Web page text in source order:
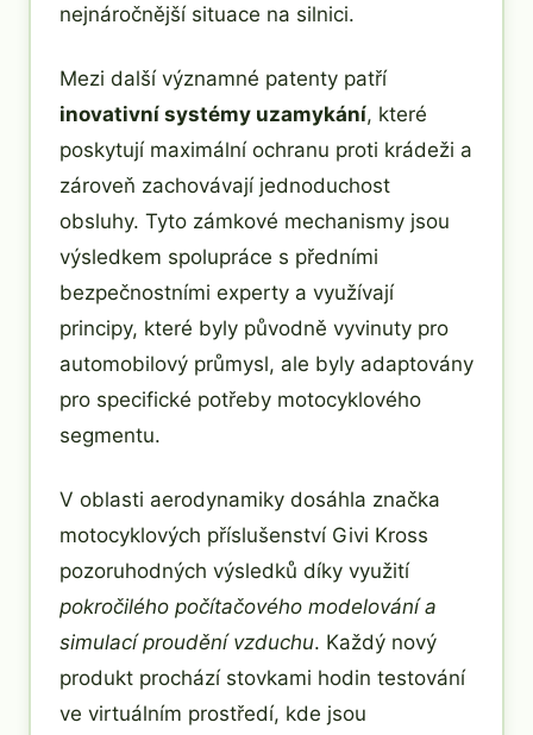
nejnáročnější situace na silnici.
Mezi další významné patenty patří
inovativní systémy uzamykání, které
poskytují maximální ochranu proti krádeži a
zároveň zachovávají jednoduchost
obsluhy. Tyto zámkové mechanismy jsou
výsledkem spolupráce s předními
bezpečnostními experty a využívají
principy, které byly původně vyvinuty pro
automobilový průmysl, ale byly adaptovány
pro specifické potřeby motocyklového
segmentu.
V oblasti aerodynamiky dosáhla značka
motocyklových příslušenství Givi Kross
pozoruhodných výsledků díky využití
pokročilého počítačového modelování a
simulací proudění vzduchu. Každý nový
produkt prochází stovkami hodin testování
ve virtuálním prostředí, kde jsou